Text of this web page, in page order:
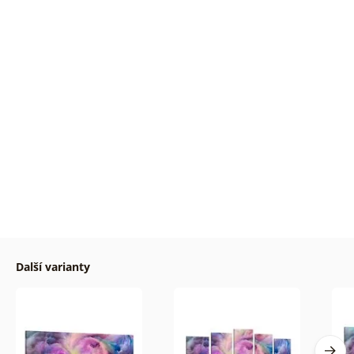
Další varianty